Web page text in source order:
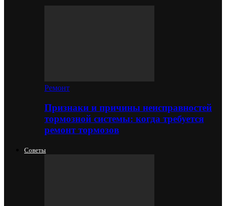
Ремонт
Признаки и причины неисправностей
тормозной системы: когда требуется
ремонт тормозов
Советы